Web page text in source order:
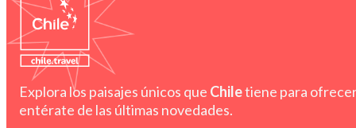
Explora los paisajes únicos que Chiletiene para
entérate de las últimas novedades.